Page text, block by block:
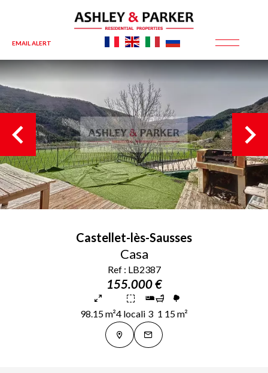
EMAIL ALERT
Castellet-lès-Sausses
Casa
Ref : LB2387
155.000 €
98.15 m²4 locali 3 1 15 m²